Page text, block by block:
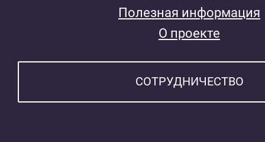
Полезная информация
О проекте
СОТРУДНИЧЕСТВО